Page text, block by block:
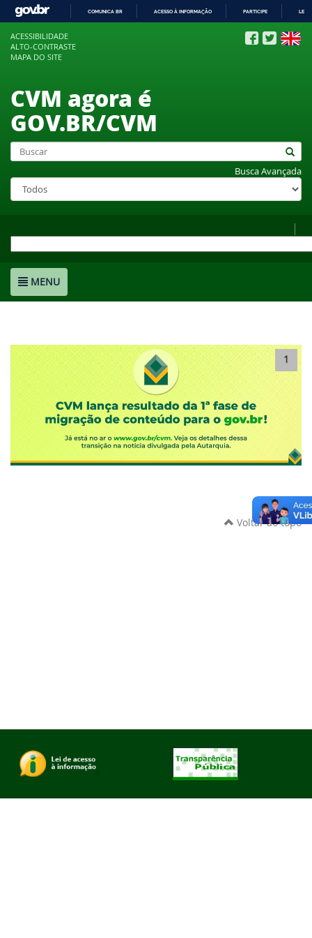
COMUNICA BR ACESSO À INFORMAÇÃO PARTICIPE
ACESSIBILIDADE
ALTO-CONTRASTE
MAPA DO SITE
CVM agora é
GOV.BR/CVM
Busca Avançada
MENU
1
Voltar ao topo